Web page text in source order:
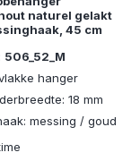
naturel gelakt
45 cm
506_52_M
hanger
18 mm
messing / goud